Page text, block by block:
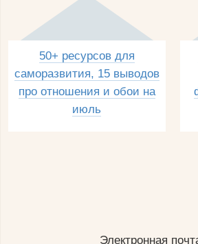
50+ ресурсов для
саморазвития, 15 выводов
про отношения и обои на
июль
Электронная